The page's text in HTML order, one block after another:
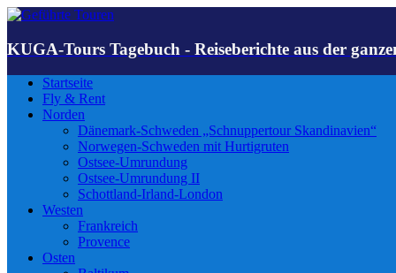
KUGA-Tours Tagebuch - Reiseberichte aus der
Startseite
Fly & Rent
Norden
Dänemark-Schweden „Schnuppertour Skandinavien“
Norwegen-Schweden mit Hurtigruten
Ostsee-Umrundung
Ostsee-Umrundung II
Schottland-Irland-London
Westen
Frankreich
Provence
Osten